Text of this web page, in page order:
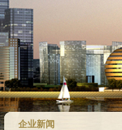
企业新闻